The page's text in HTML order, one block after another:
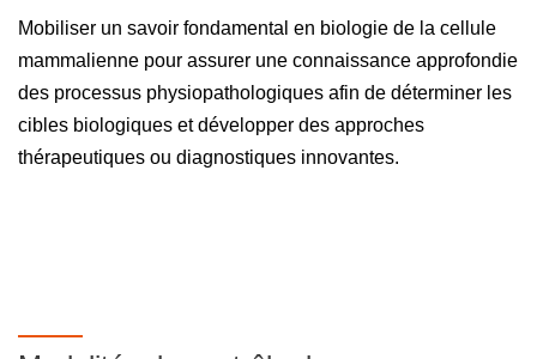
Mobiliser un savoir fondamental en biologie de la cellule
mammalienne pour assurer une connaissance approfondie
des processus physiopathologiques afin de déterminer les
cibles biologiques et développer des approches
thérapeutiques ou diagnostiques innovantes.